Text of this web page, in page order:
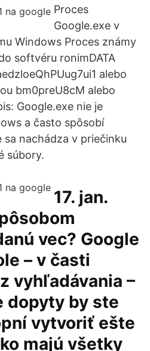
Proces
Google.exe v
Windows Proces známy
softvéru ronimDATA
alebo
bm0preU8cM alebo
Google.exe nie je
a často spôsobí
sa nachádza v priečinku
súbory.
17. jan.
vec? Google
– v časti
vyhľadávania –
dopyty by ste
vytvoriť ešte
majú všetky